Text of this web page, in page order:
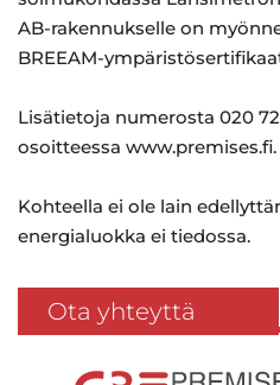
AB-rakennukselle on
BREEAM-
Lisätietoja numerosta 020
osoitteessa www.premises.fi.
Kohteella ei ole lain
energialuokka ei tiedossa.
Ota yhteyttä